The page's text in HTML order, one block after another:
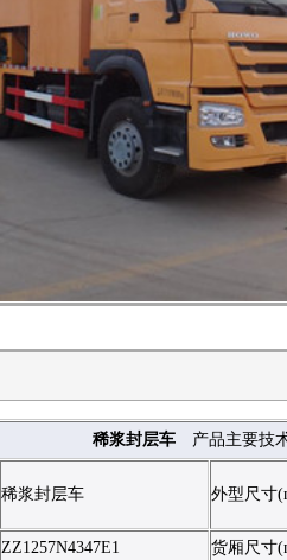
稀浆封层车 产品主要技
稀浆封层车 外型尺寸
ZZ1257N4347E1 货厢尺寸